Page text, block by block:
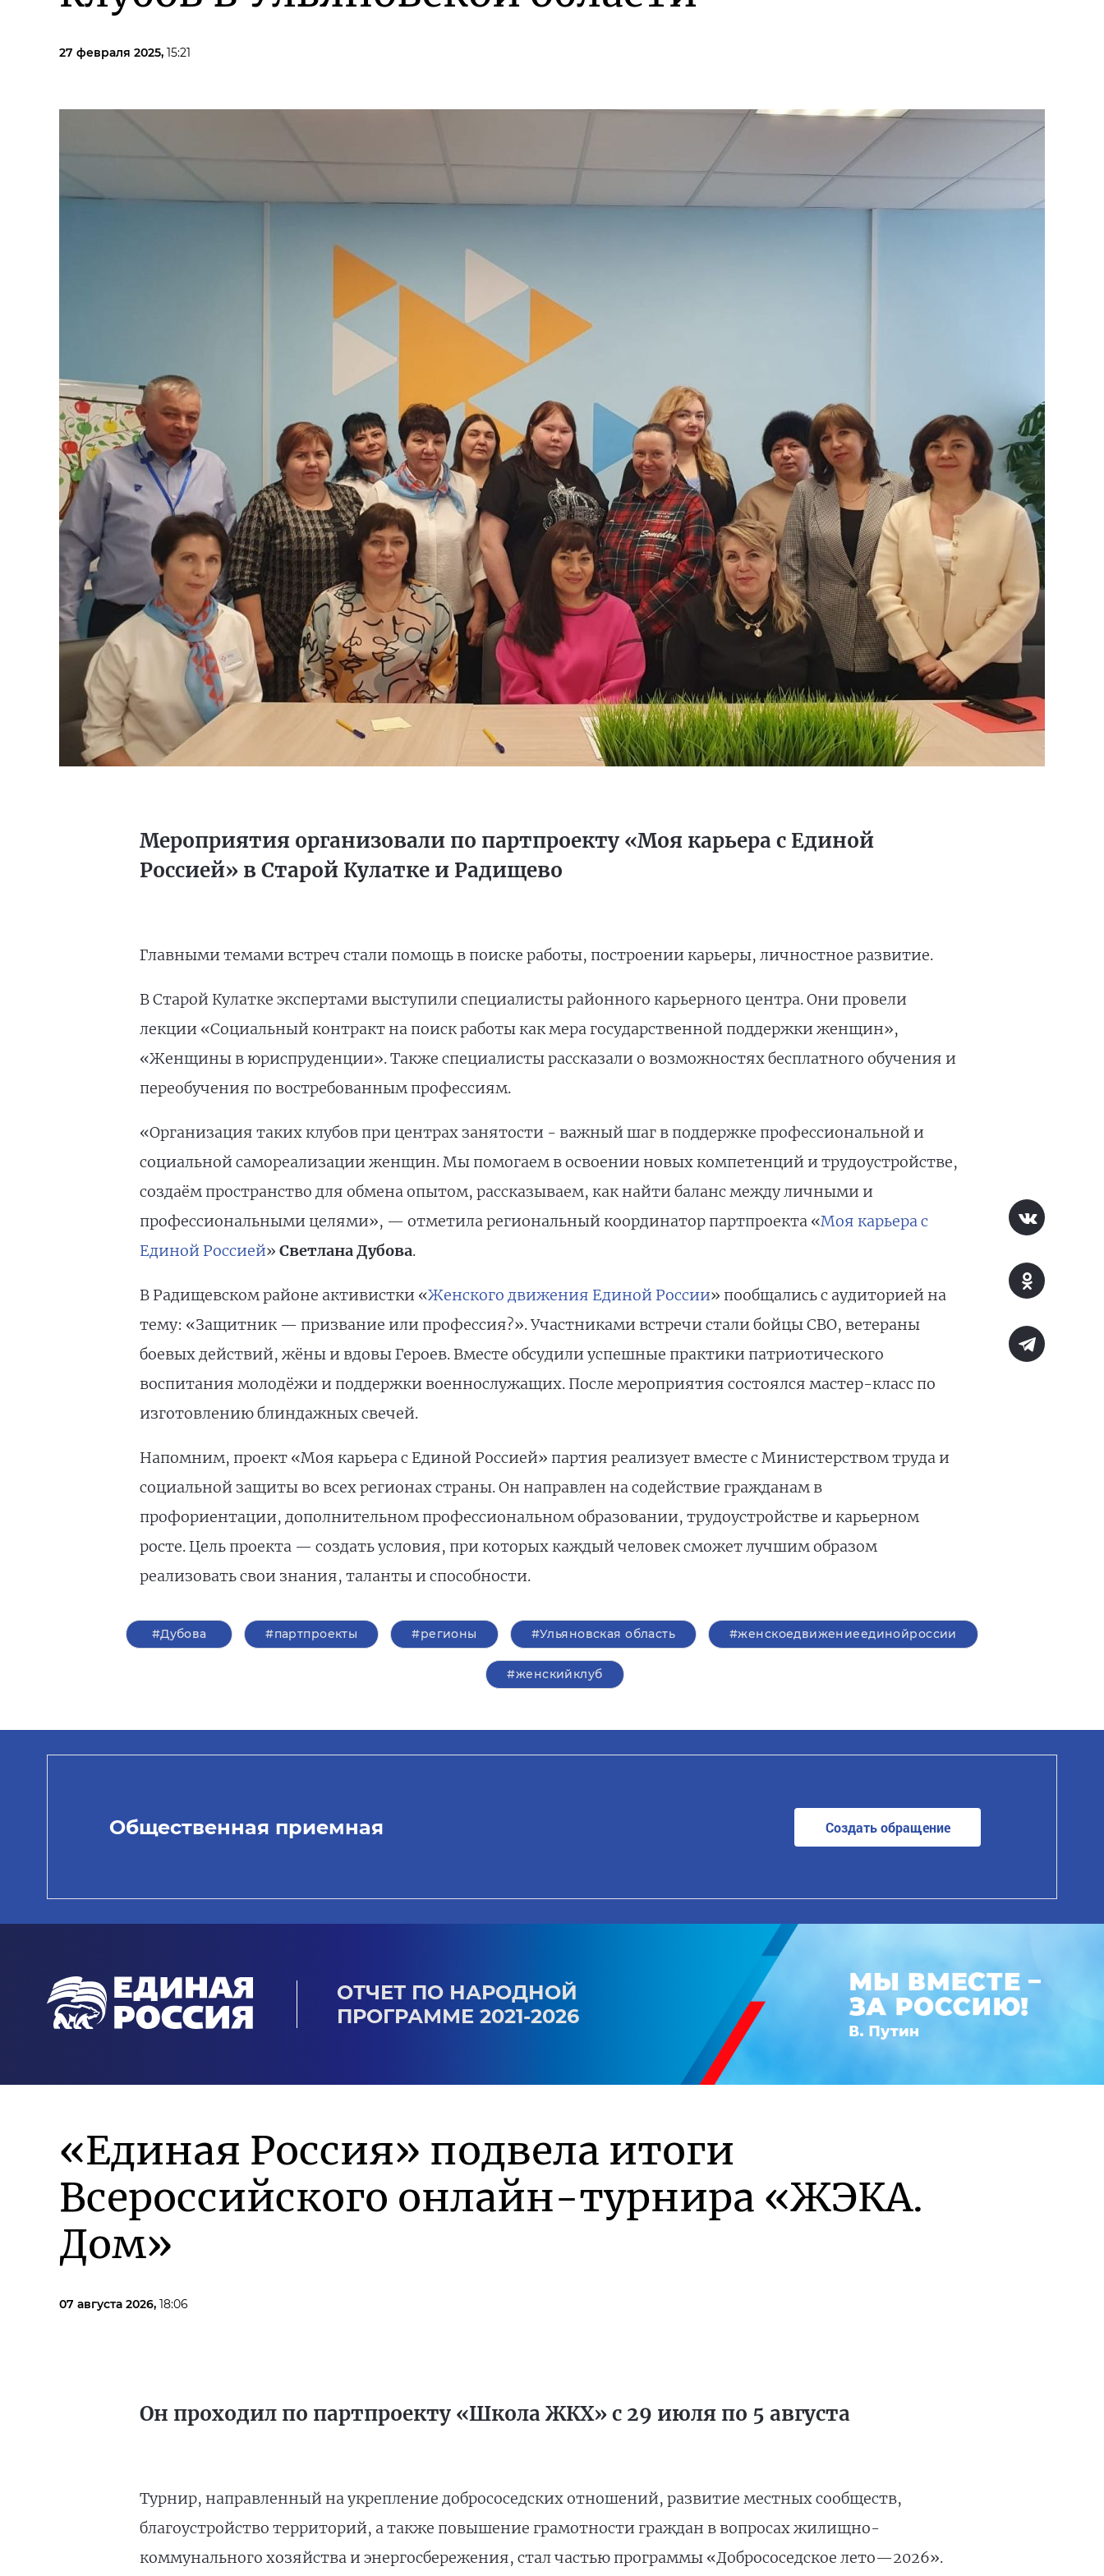
27 февраля 2025, 15:21
Мероприятия организовали по партпроекту «Моя карьера с Единой
Россией» в Старой Кулатке и Радищево
Главными темами встреч стали помощь в поиске работы, построении карьеры, личностное развитие.
В Старой Кулатке экспертами выступили специалисты районного карьерного центра. Они провели
лекции «Социальный контракт на поиск работы как мера государственной поддержки женщин»,
«Женщины в юриспруденции». Также специалисты рассказали о возможностях бесплатного обучения и
переобучения по востребованным профессиям.
«Организация таких клубов при центрах занятости - важный шаг в поддержке профессиональной и
социальной самореализации женщин. Мы помогаем в освоении новых компетенций и трудоустройстве,
создаём пространство для обмена опытом, рассказываем, как найти баланс между личными и
профессиональными целями», — отметила региональный координатор партпроекта «Моя карьера с
Единой Россией» Светлана Дубова.
В Радищевском районе активистки «Женского движения Единой России» пообщались с аудиторией на
тему: «Защитник — призвание или профессия?». Участниками встречи стали бойцы СВО, ветераны
боевых действий, жёны и вдовы Героев. Вместе обсудили успешные практики патриотического
воспитания молодёжи и поддержки военнослужащих. После мероприятия состоялся мастер-класс по
изготовлению блиндажных свечей.
Напомним, проект «Моя карьера с Единой Россией» партия реализует вместе с Министерством труда и
социальной защиты во всех регионах страны. Он направлен на содействие гражданам в
профориентации, дополнительном профессиональном образовании, трудоустройстве и карьерном
росте. Цель проекта — создать условия, при которых каждый человек сможет лучшим образом
реализовать свои знания, таланты и способности.
#Дубова #партпроекты #регионы #Ульяновская область #женскоедвижениеединойроссии
#женскийклуб
Общественная приемная Создать обращение
ОТЧЕТ ПО НАРОДНОЙ
ПРОГРАММЕ 2021-2026
«Единая Россия» подвела итоги
Всероссийского онлайн-турнира «ЖЭКА.
Дом»
07 августа 2026, 18:06
Он проходил по партпроекту «Школа ЖКХ» с 29 июля по 5 августа
Турнир, направленный на укрепление добрососедских отношений, развитие местных сообществ,
благоустройство территорий, а также повышение грамотности граждан в вопросах жилищно-
коммунального хозяйства и энергосбережения, стал частью программы «Добрососедское лето—2026».